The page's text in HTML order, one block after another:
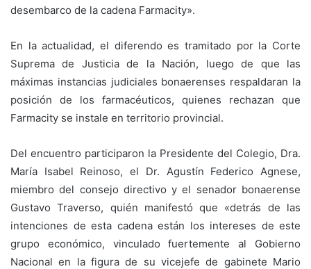
desembarco de la cadena Farmacity».
En la actualidad, el diferendo es tramitado por la Corte
Suprema de Justicia de la Nación, luego de que las
máximas instancias judiciales bonaerenses respaldaran la
posición de los farmacéuticos, quienes rechazan que
Farmacity se instale en territorio provincial.
Del encuentro participaron la Presidente del Colegio, Dra.
María Isabel Reinoso, el Dr. Agustín Federico Agnese,
miembro del consejo directivo y el senador bonaerense
Gustavo Traverso, quién manifestó que «detrás de las
intenciones de esta cadena están los intereses de este
grupo económico, vinculado fuertemente al Gobierno
Nacional en la figura de su vicejefe de gabinete Mario